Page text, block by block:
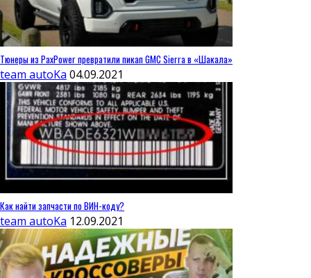
Тюнеры из PaxPower превратили пикап GMC Sierra в «Шакала»
team autoKa 04.09.2021
Как найти запчасти по ВИН-коду?
team autoKa 12.09.2021